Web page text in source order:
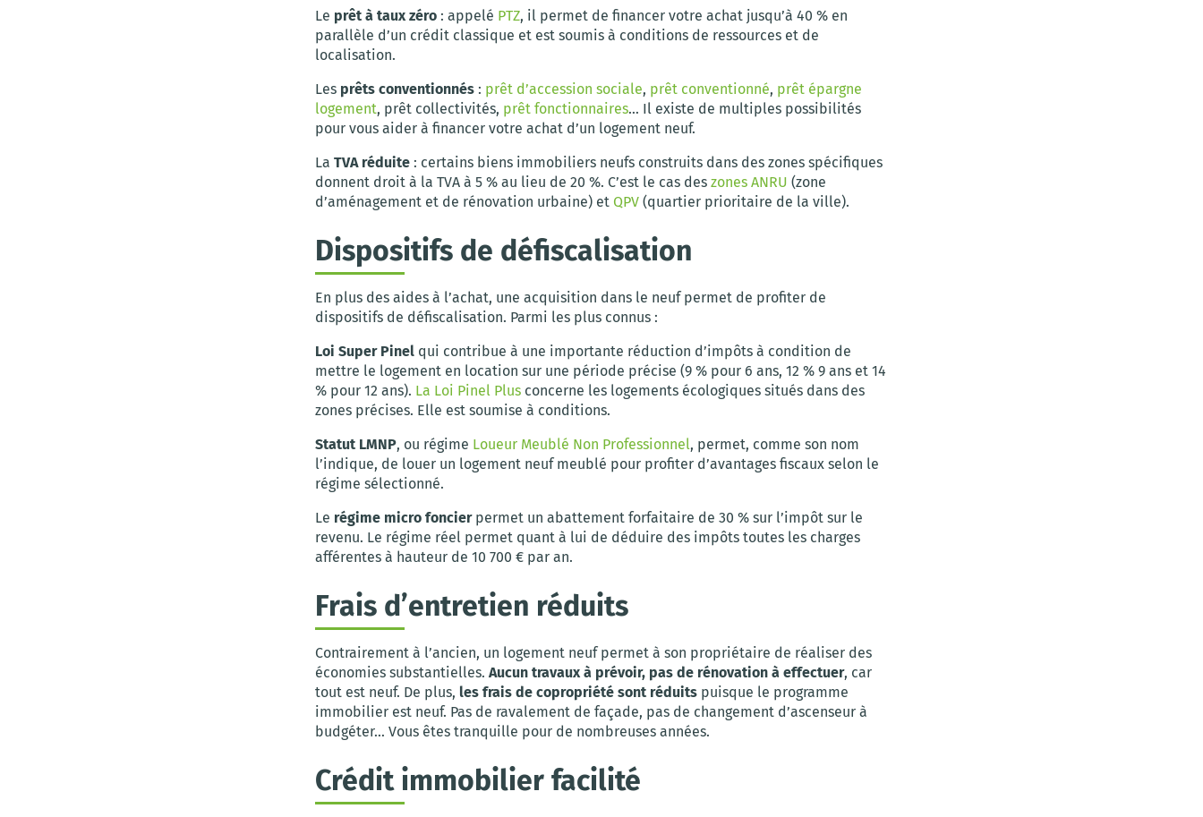
Le prêt à taux zéro : appelé PTZ, il permet de financer votre achat jusqu’à 40 % en
parallèle d’un crédit classique et est soumis à conditions de ressources et de
localisation.
Les prêts conventionnés : prêt d’accession sociale, prêt conventionné, prêt épargne
logement, prêt collectivités, prêt fonctionnaires… Il existe de multiples possibilités
pour vous aider à financer votre achat d’un logement neuf.
La TVA réduite : certains biens immobiliers neufs construits dans des zones spécifiques
donnent droit à la TVA à 5 % au lieu de 20 %. C’est le cas des zones ANRU (zone
d’aménagement et de rénovation urbaine) et QPV (quartier prioritaire de la ville).
Dispositifs de défiscalisation
En plus des aides à l’achat, une acquisition dans le neuf permet de profiter de
dispositifs de défiscalisation. Parmi les plus connus :
Loi Super Pinel qui contribue à une importante réduction d’impôts à condition de
mettre le logement en location sur une période précise (9 % pour 6 ans, 12 % 9 ans et 14
% pour 12 ans). La Loi Pinel Plus concerne les logements écologiques situés dans des
zones précises. Elle est soumise à conditions.
Statut LMNP, ou régime Loueur Meublé Non Professionnel, permet, comme son nom
l’indique, de louer un logement neuf meublé pour profiter d’avantages fiscaux selon le
régime sélectionné.
Le régime micro foncierpermet un abattement forfaitaire de 30 % sur l’impôt sur le
revenu. Le régime réel permet quant à lui de déduire des impôts toutes les charges
afférentes à hauteur de 10 700 € par an.
Frais d’entretien réduits
Contrairement à l’ancien, un logement neuf permet à son propriétaire de réaliser des
économies substantielles. Aucun travaux à prévoir, pas de rénovation à effectuer, car
tout est neuf. De plus, les frais de copropriété sont réduits puisque le programme
immobilier est neuf. Pas de ravalement de façade, pas de changement d’ascenseur à
budgéter… Vous êtes tranquille pour de nombreuses années.
Crédit immobilier facilité